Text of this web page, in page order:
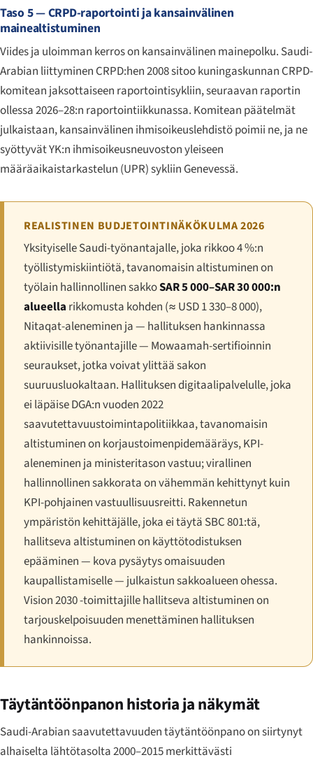
Taso 5 — CRPD-raportointi ja kansainvälinen
mainealtistuminen
Viides ja uloimman kerros on kansainvälinen mainepolku. Saudi-
Arabian liittyminen CRPD:hen 2008 sitoo kuningaskunnan CRPD-
komitean jaksottaiseen raportointisykliin, seuraavan raportin
ollessa 2026–28:n raportointiikkunassa. Komitean päätelmät
julkaistaan, kansainvälinen ihmisoikeuslehdistö poimii ne, ja ne
syöttyvät YK:n ihmisoikeusneuvoston yleiseen
määräaikaistarkastelun (UPR) sykliin Genevessä.
REALISTINEN BUDJETOINTINÄKÖKULMA 2026
Yksityiselle Saudi-työnantajalle, joka rikkoo 4 %:n
työllistymiskiintiötä, tavanomaisin altistuminen on
työlain hallinnollinen sakkoSAR 5 000–SAR 30 000:n
alueella rikkomusta kohden (≈ USD 1 330–8 000),
Nitaqat-aleneminen ja — hallituksen hankinnassa
aktiivisille työnantajille — Mowaamah-sertifioinnin
seuraukset, jotka voivat ylittää sakon
suuruusluokaltaan. Hallituksen digitaalipalvelulle, joka
ei läpäise DGA:n vuoden 2022
saavutettavuustoimintapolitiikkaa, tavanomaisin
altistuminen on korjaustoimenpidemääräys, KPI-
aleneminen ja ministeritason vastuu; virallinen
hallinnollinen sakkorata on vähemmän kehittynyt kuin
KPI-pohjainen vastuullisuusreitti. Rakennetun
ympäristön kehittäjälle, joka ei täytä SBC 801:tä,
hallitseva altistuminen on käyttötodistuksen
epääminen — kova pysäytys omaisuuden
kaupallistamiselle — julkaistun sakkoalueen ohessa.
Vision 2030 -toimittajille hallitseva altistuminen on
tarjouskelpoisuuden menettäminen hallituksen
hankinnoissa.
Täytäntöönpanon historia ja näkymät
Saudi-Arabian saavutettavuuden täytäntöönpano on siirtynyt
alhaiselta lähtötasolta 2000–2015 merkittävästi